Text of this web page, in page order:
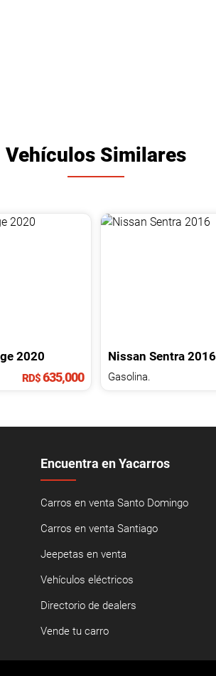
Vehículos Similares
2020
RD$635,000
Nissan Sentra 2016
Gasolina.
Encuentra en Yacarros
Carros en venta Santo Domingo
Carros en venta Santiago
Jeepetas en venta
Vehículos eléctricos
Directorio de dealers
Vende tu carro